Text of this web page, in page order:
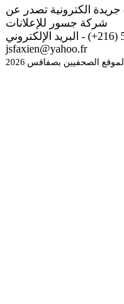
الكترونية تصدر عن
شركة جسور للإعلانات
للإتصال أو نشر الردود الهاتف 54779966 (216+) - البريد الإلكتروني
jsfaxien@yahoo.fr
الصحفيين بصفاقس 2026